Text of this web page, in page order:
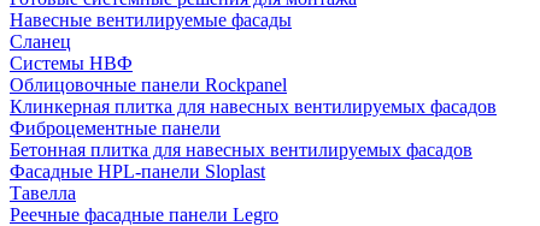
Навесные вентилируемые фасады
Сланец
Системы НВФ
Облицовочные панели Rockpanel
Клинкерная плитка для навесных вентилируемых фасадов
Фиброцементные панели
Бетонная плитка для навесных вентилируемых фасадов
Фасадные HPL-панели Sloplast
Тавелла
Реечные фасадные панели Legro